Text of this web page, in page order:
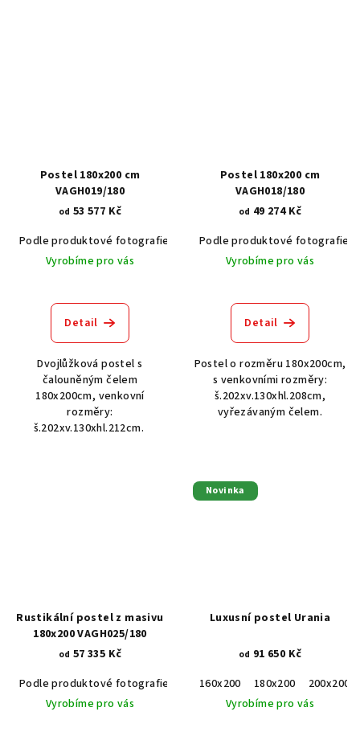
Postel 180x200 cm
VAGH019/180
od 53 577 Kč
Podle produktové fotografie
Akát vintage BT1551
Dub světlý
Vyrobíme pro vás
Detail
Dvojlůžková postel s
čalouněným čelem
180x200cm, venkovní
rozměry:
š.202xv.130xhl.212cm.
Postel 180x200 cm
VAGH018/180
od 49 274 Kč
Podle produktové fotografie
Vyrobíme pro vás
Detail
Postel o rozměru 180x200cm,
s venkovními rozměry:
š.202xv.130xhl.208cm,
vyřezávaným čelem.
Rustikální postel z masivu
180x200 VAGH025/180
od 57 335 Kč
Podle produktové fotografie
Akát vintage BT1551
Dub světlý
Vyrobíme pro vás
Novinka
Luxusní postel Urania
od 91 650 Kč
160x200
180x200
200x200
Vyrobíme pro vás